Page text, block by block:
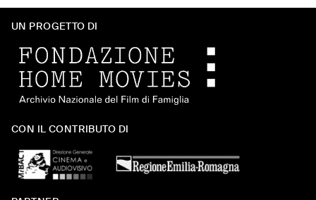
UN PROGETTO DI
CON IL CONTRIBUTO DI